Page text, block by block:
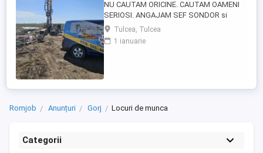
NU CAUTAM ORICINE. CAUTAM OAMENI
SERIOSI. ANGAJAM SEF SONDOR si
AJUTOR SONDOR FORAJE PUTURI APA
Vrei salariu bun, cazare asigurata,
program clar si stabilitate pe termen lung?
organizat, ...
Tulcea, Tulcea
1 ianuarie
Romjob Anunțuri Gorj Locuri de munca
Categorii